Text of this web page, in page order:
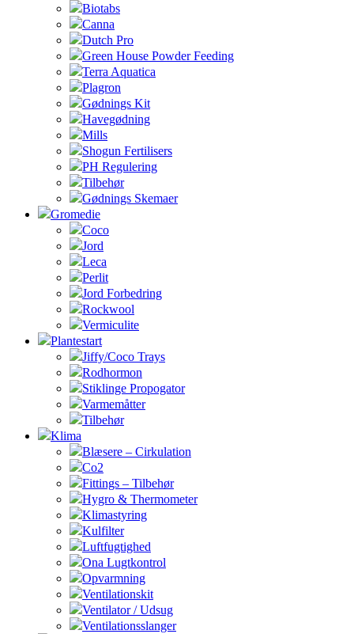
Biotabs
Canna
Dutch Pro
Green House Powder Feeding
Terra Aquatica
Plagron
Gødnings Kit
Havegødning
Mills
Shogun Fertilisers
PH Regulering
Tilbehør
Gødnings Skemaer
Gromedie
Coco
Jord
Leca
Perlit
Jord Forbedring
Rockwool
Vermiculite
Plantestart
Jiffy/Coco Trays
Rodhormon
Stiklinge Propogator
Varmemåtter
Tilbehør
Klima
Blæsere – Cirkulation
Co2
Fittings – Tilbehør
Hygro & Thermometer
Klimastyring
Kulfilter
Luftfugtighed
Ona Lugtkontrol
Opvarmning
Ventilationskit
Ventilator / Udsug
Ventilationsslanger